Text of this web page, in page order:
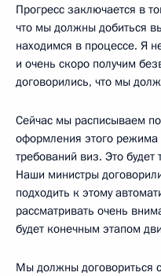
Прогресс заключается в
что мы должны добиться
находимся в процессе. Я
и очень скоро получим
договорились, что мы
Сейчас мы расписываем
оформления этого
требований виз. Это
Наши министры
подходить к этому
рассматривать очень
будет конечным этапом
Мы должны договориться